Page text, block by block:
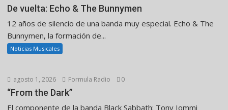
De vuelta: Echo & The Bunnymen
12 años de silencio de una banda muy especial. Echo & The
Bunnymen, la formación de...
Noticias Musicales
agosto 1, 2026 Formula Radio 0
“From the Dark”
El componente de la banda Black Sabbath: Tony Iommi